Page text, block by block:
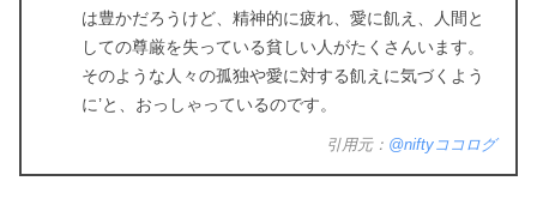
は豊かだろうけど、精神的に疲れ、愛に飢え、人間と
しての尊厳を失っている貧しい人がたくさんいます。
そのような人々の孤独や愛に対する飢えに気づくよう
に’と、おっしゃっているのです。
引用元： @niftyココログ